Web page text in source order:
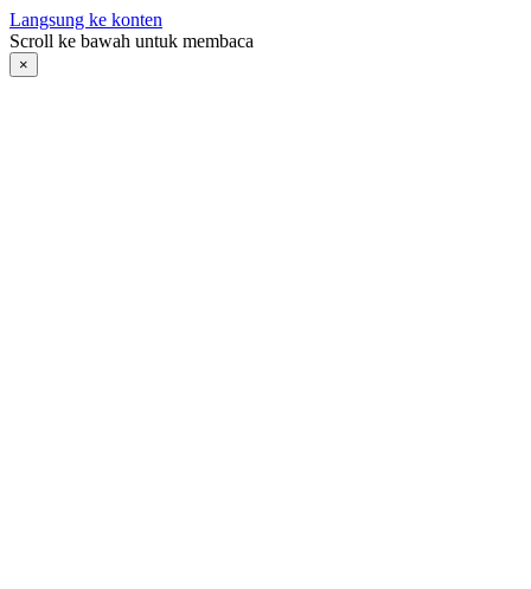
Langsung ke konten
Scroll ke bawah untuk membaca
×